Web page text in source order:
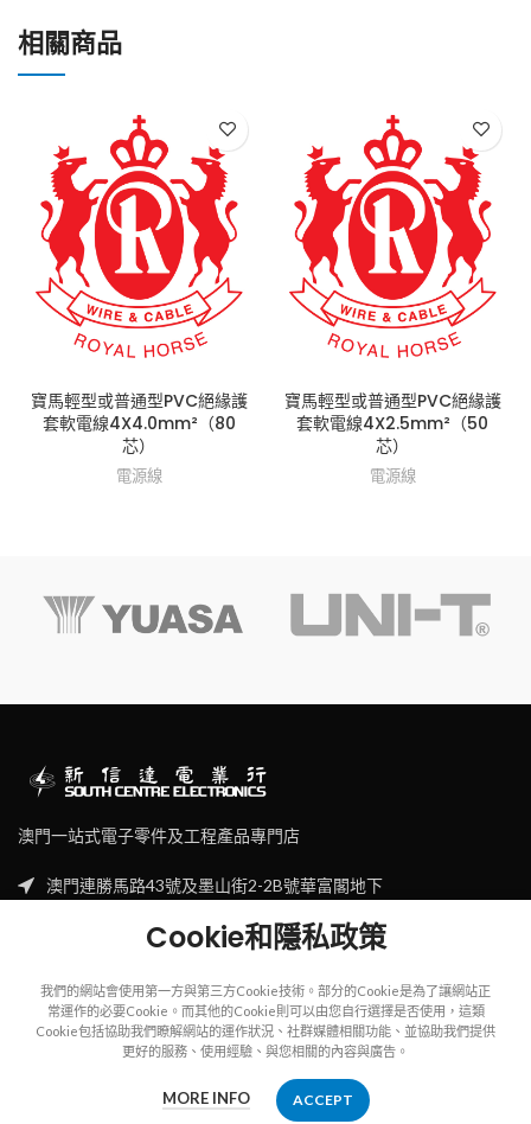
相關商品
寶馬輕型或普通型PVC絕緣護
套軟電線4X4.0mm²（80
芯）
電源線
寶馬輕型或普通型PVC絕緣護
套軟電線4X2.5mm²（50
芯）
電源線
澳門一站式電子零件及工程產品專門店
澳門連勝馬路43號及墨山街2-2B號華富閣地下
Email: sales@scecl.com
2023SOUTH CENTRE ELECTRIONCISAll rights reserved.
Cookie和隱私政策
我們的網站會使用第一方與第三方Cookie技術。部分的Cookie是為了讓網站正
常運作的必要Cookie。而其他的Cookie則可以由您自行選擇是否使用，這類
Cookie包括協助我們瞭解網站的運作狀況、社群媒體相關功能、並協助我們提供
更好的服務、使用經驗、與您相關的內容與廣告。
MORE INFO ACCEPT